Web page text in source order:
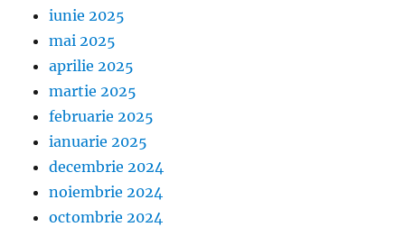
iunie 2025
mai 2025
aprilie 2025
martie 2025
februarie 2025
ianuarie 2025
decembrie 2024
noiembrie 2024
octombrie 2024